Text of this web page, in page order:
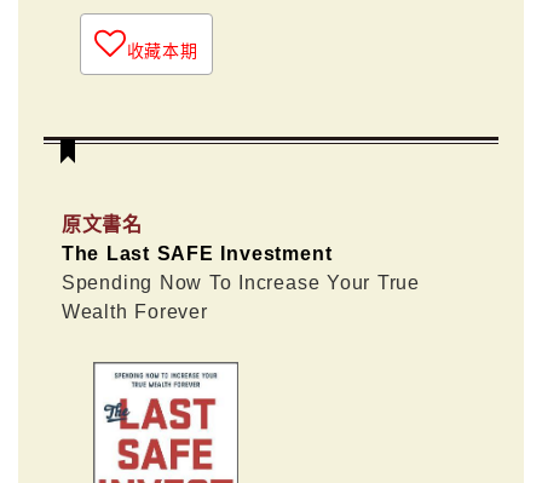
收藏本期
原文書名
The Last SAFE Investment
Spending Now To Increase Your True
Wealth Forever